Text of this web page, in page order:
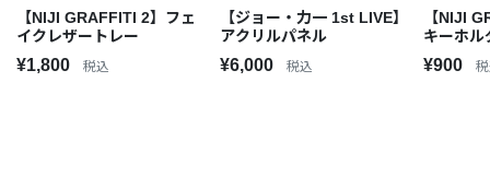
【NIJI GRAFFITI 2】フェ
イクレザートレー
¥1,800 税込
【ジョー・力一 1st LIVE】
アクリルパネル
¥6,000 税込
【NIJI
キーホル
¥900